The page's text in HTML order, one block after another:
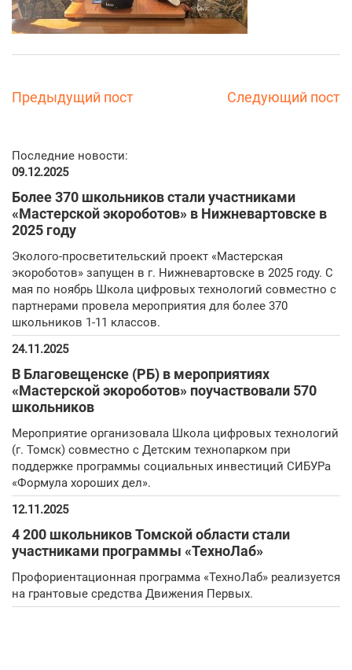
Предыдущий пост Следующий пост
Последние новости:
09.12.2025
Более 370 школьников стали участниками
«Мастерской экороботов» в Нижневартовске в
2025 году
Эколого-просветительский проект «Мастерская
экороботов» запущен в г. Нижневартовске в 2025 году. С
мая по ноябрь Школа цифровых технологий совместно с
партнерами провела мероприятия для более 370
школьников 1-11 классов.
24.11.2025
В Благовещенске (РБ) в мероприятиях
«Мастерской экороботов» поучаствовали 570
школьников
Мероприятие организовала Школа цифровых технологий
(г. Томск) совместно с Детским технопарком при
поддержке программы социальных инвестиций СИБУРа
«Формула хороших дел».
12.11.2025
4 200 школьников Томской области стали
участниками программы «ТехноЛаб»
Профориентационная программа «ТехноЛаб» реализуется
на грантовые средства Движения Первых.